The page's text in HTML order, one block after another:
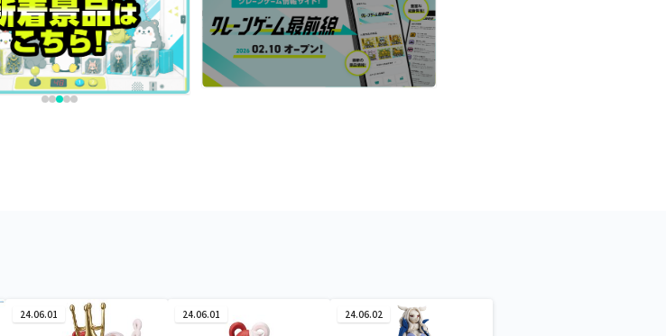
24.06.01 24.06.01 24.06.02